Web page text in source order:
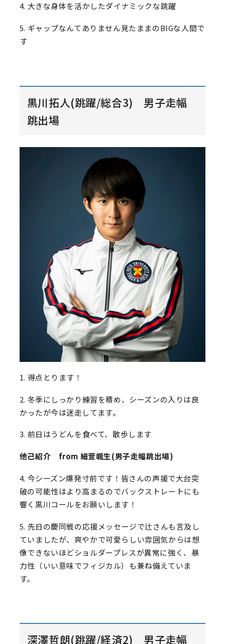
4. 大きな身体を活かしたダイナミックな跳躍
5. ギャップなんてありません見たままのBIGな人間で
す
黒川拓人(跳躍/総合3) 男子走幅
跳出場
1. 得点とります！
2. 冬季にしっかり練習を積め、シーズンの入りは良
かったが今は迷走してます。
3. 前日はうどんを食べて、散歩します
他己紹介 from 細萱颯生(男子走幅跳出場)
4. 今シーズン爆発寸前です！皆さんの声援で大台突
破の可能性はより高まるのでバックストレートにも
響く黒川コールをお願いします！
5. 先日の慶同戦の応援メッセージで辻さんも言及し
ていましたが、爽やかで可愛らしい雰囲気からは想
像できないほどショルダープレスが異常に強く、暴
力性（いい意味でフィジカル）も兼ね備えていま
す。
深澤哲朗(跳躍/経済2) 男子走幅